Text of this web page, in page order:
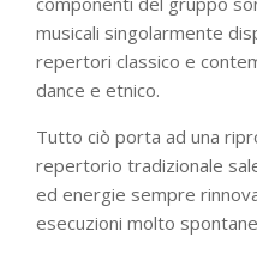
musicali singolarmente
repertori classico e
dance e etnico.
Tutto ciò porta ad una
repertorio tradizionale
ed energie sempre
esecuzioni molto